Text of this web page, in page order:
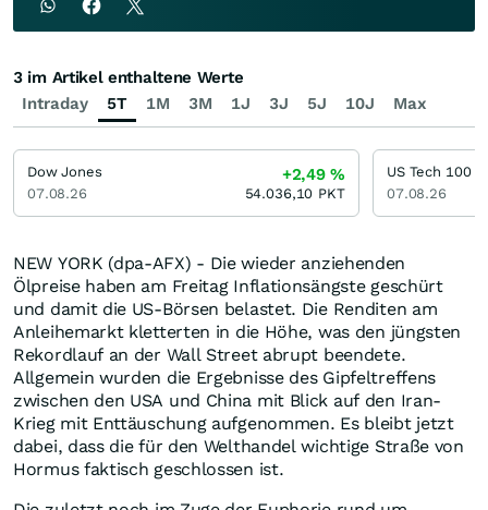
NEW YORK (dpa-AFX) - Die wieder anziehenden
Ölpreise haben am Freitag Inflationsängste geschürt
und damit die US-Börsen belastet. Die Renditen am
Anleihemarkt kletterten in die Höhe, was den jüngsten
Rekordlauf an der Wall Street abrupt beendete.
Allgemein wurden die Ergebnisse des Gipfeltreffens
zwischen den USA und China mit Blick auf den Iran-
Krieg mit Enttäuschung aufgenommen. Es bleibt jetzt
dabei, dass die für den Welthandel wichtige Straße von
Hormus faktisch geschlossen ist.
Intraday 5T 1M 3M 1J 3J 5J 10J Max
3 im Artikel enthaltene Werte
Dow Jones
07.08.26
+2,49%
54.036,10 PKT
US Tech 100
07.08.26